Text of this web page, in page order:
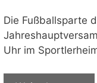
Die Fußballsparte
Uhr im